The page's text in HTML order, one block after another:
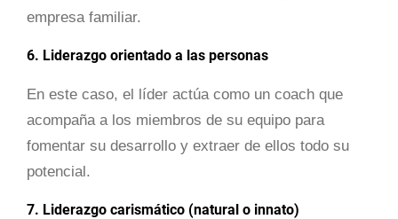
empresa familiar.
6. Liderazgo orientado a las personas
En este caso, el líder actúa como un coach que
acompaña a los miembros de su equipo para
fomentar su desarrollo y extraer de ellos todo su
potencial.
7. Liderazgo carismático (natural o innato)